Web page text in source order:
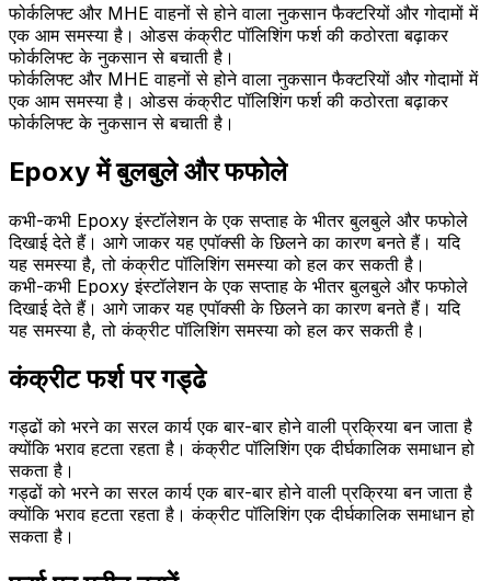
फोर्कलिफ्ट और MHE वाहनों से होने वाला नुकसान फैक्टरियों और गोदामों में
एक आम समस्या है। ओडस कंक्रीट पॉलिशिंग फर्श की कठोरता बढ़ाकर
फोर्कलिफ्ट के नुकसान से बचाती है।
फोर्कलिफ्ट और MHE वाहनों से होने वाला नुकसान फैक्टरियों और गोदामों में
एक आम समस्या है। ओडस कंक्रीट पॉलिशिंग फर्श की कठोरता बढ़ाकर
फोर्कलिफ्ट के नुकसान से बचाती है।
Epoxy में बुलबुले और फफोले
कभी-कभी Epoxy इंस्टॉलेशन के एक सप्ताह के भीतर बुलबुले और फफोले
दिखाई देते हैं। आगे जाकर यह एपॉक्सी के छिलने का कारण बनते हैं। यदि
यह समस्या है, तो कंक्रीट पॉलिशिंग समस्या को हल कर सकती है।
कभी-कभी Epoxy इंस्टॉलेशन के एक सप्ताह के भीतर बुलबुले और फफोले
दिखाई देते हैं। आगे जाकर यह एपॉक्सी के छिलने का कारण बनते हैं। यदि
यह समस्या है, तो कंक्रीट पॉलिशिंग समस्या को हल कर सकती है।
कंक्रीट फर्श पर गड्ढे
गड्ढों को भरने का सरल कार्य एक बार-बार होने वाली प्रक्रिया बन जाता है
क्योंकि भराव हटता रहता है। कंक्रीट पॉलिशिंग एक दीर्घकालिक समाधान हो
सकता है।
गड्ढों को भरने का सरल कार्य एक बार-बार होने वाली प्रक्रिया बन जाता है
क्योंकि भराव हटता रहता है। कंक्रीट पॉलिशिंग एक दीर्घकालिक समाधान हो
सकता है।